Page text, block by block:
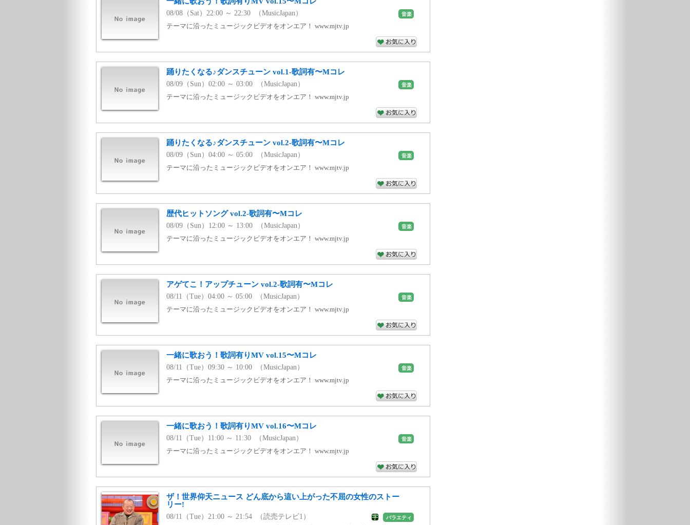
08/08（Sat）22:00 ～ 22:30 （MusicJapan） 音楽
テーマに沿ったミュージックビデオをオンエア！ www.mjtv.jp
踊りたくなる♪ダンスチューン vol.1-歌詞有〜Mコレ
08/09（Sun）02:00 ～ 03:00 （MusicJapan） 音楽
テーマに沿ったミュージックビデオをオンエア！ www.mjtv.jp
踊りたくなる♪ダンスチューン vol.2-歌詞有〜Mコレ
08/09（Sun）04:00 ～ 05:00 （MusicJapan） 音楽
テーマに沿ったミュージックビデオをオンエア！ www.mjtv.jp
歴代ヒットソング vol.2-歌詞有〜Mコレ
08/09（Sun）12:00 ～ 13:00 （MusicJapan） 音楽
テーマに沿ったミュージックビデオをオンエア！ www.mjtv.jp
アゲてこ！アップチューン vol.2-歌詞有〜Mコレ
08/11（Tue）04:00 ～ 05:00 （MusicJapan） 音楽
テーマに沿ったミュージックビデオをオンエア！ www.mjtv.jp
一緒に歌おう！歌詞有りMV vol.15〜Mコレ
08/11（Tue）09:30 ～ 10:00 （MusicJapan） 音楽
テーマに沿ったミュージックビデオをオンエア！ www.mjtv.jp
一緒に歌おう！歌詞有りMV vol.16〜Mコレ
08/11（Tue）11:00 ～ 11:30 （MusicJapan） 音楽
テーマに沿ったミュージックビデオをオンエア！ www.mjtv.jp
ザ！世界仰天ニュース どん底から這い上がった不屈の女性のストー
リー!
08/11（Tue）21:00 ～ 21:54 （読売テレビ1） バラエティ